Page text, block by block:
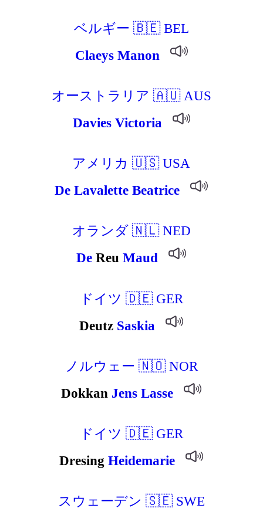
ベルギー 🇧🇪 BEL
Claeys Manon
オーストラリア 🇦🇺 AUS
Davies Victoria
アメリカ 🇺🇸 USA
De Lavalette Beatrice
オランダ 🇳🇱 NED
De ReuMaud
ドイツ 🇩🇪 GER
Deutz Saskia
ノルウェー 🇳🇴 NOR
Dokkan Jens Lasse
ドイツ 🇩🇪 GER
DresingHeidemarie
スウェーデン 🇸🇪 SWE